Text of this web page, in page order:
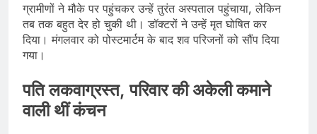
ग्रामीणों ने मौके पर पहुंचकर उन्हें तुरंत अस्पताल पहुंचाया, लेकिन
तब तक बहुत देर हो चुकी थी। डॉक्टरों ने उन्हें मृत घोषित कर
दिया। मंगलवार को पोस्टमार्टम के बाद शव परिजनों को सौंप दिया
गया।
पति लकवाग्रस्त, परिवार की अकेली कमाने
वाली थीं कंचन